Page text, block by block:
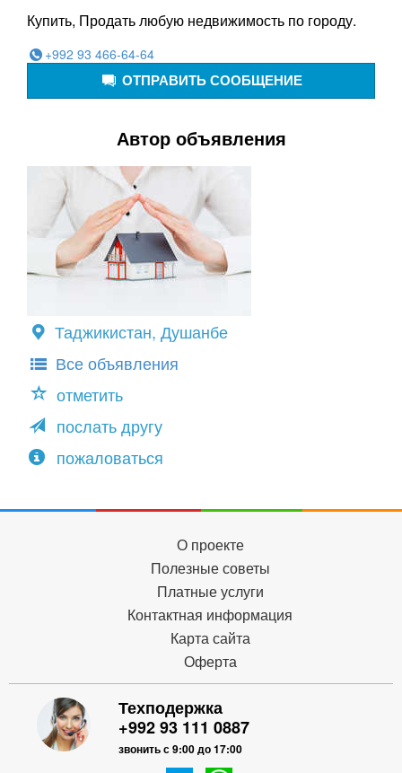
Купить, Продать любую недвижимость по городу.
+992 93 466-64-64
ОТПРАВИТЬ СООБЩЕНИЕ
Автор объявления
Таджикистан, Душанбе
Все объявления
отметить
послать другу
пожаловаться
О проекте
Полезные советы
Платные услуги
Контактная информация
Карта сайта
Оферта
Техподержка
+992 93 111 0887
звонить с 9:00 до 17:00